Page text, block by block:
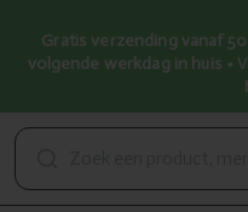
Gratis verzending vanaf
volgende werkdag in huis •